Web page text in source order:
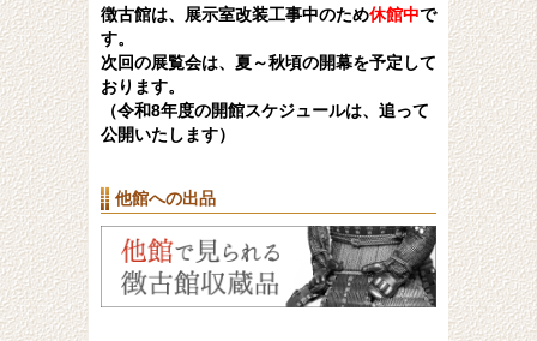
徴古館は、 展示室改装工事中のため休館中で
す。
次回の展覧会は、夏～秋頃の開幕を予定して
おります。
（令和8年度の開館スケジュールは、追って
公開いたします）
他館への出品